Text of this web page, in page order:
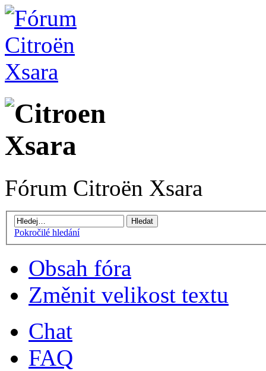
Fórum Citroën Xsara
Pokročilé hledání
Obsah fóra
Změnit velikost textu
Chat
FAQ